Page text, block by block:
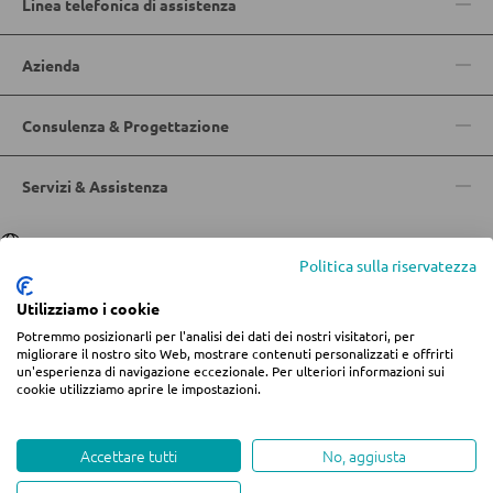
Carrelli da bar
TAVOLI
Tavoli da pranzo
Tavolini da caffé
Linea telefonica di assistenza
Azienda
Consulenza & Progettazione
Servizi & Assistenza
LinguaDeutsch|Italiano
© 2026 Centro arredamento Jungmann
* Tutti i prezzi includono l'IVA piùspese di spedizionese non diversamente
indicato.
Modifica impostazioni dei cookieWhistleblowing
Politica sulla riservatezza
Utilizziamo i cookie
Potremmo posizionarli per l'analisi dei dati dei nostri visitatori, per
migliorare il nostro sito Web, mostrare contenuti personalizzati e offrirti
un'esperienza di navigazione eccezionale. Per ulteriori informazioni sui
cookie utilizziamo aprire le impostazioni.
Accettare tutti
No, aggiusta